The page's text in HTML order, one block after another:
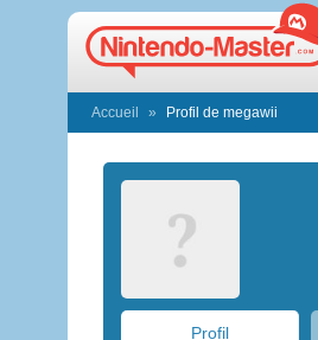
Accueil Profil de megawii
Profil